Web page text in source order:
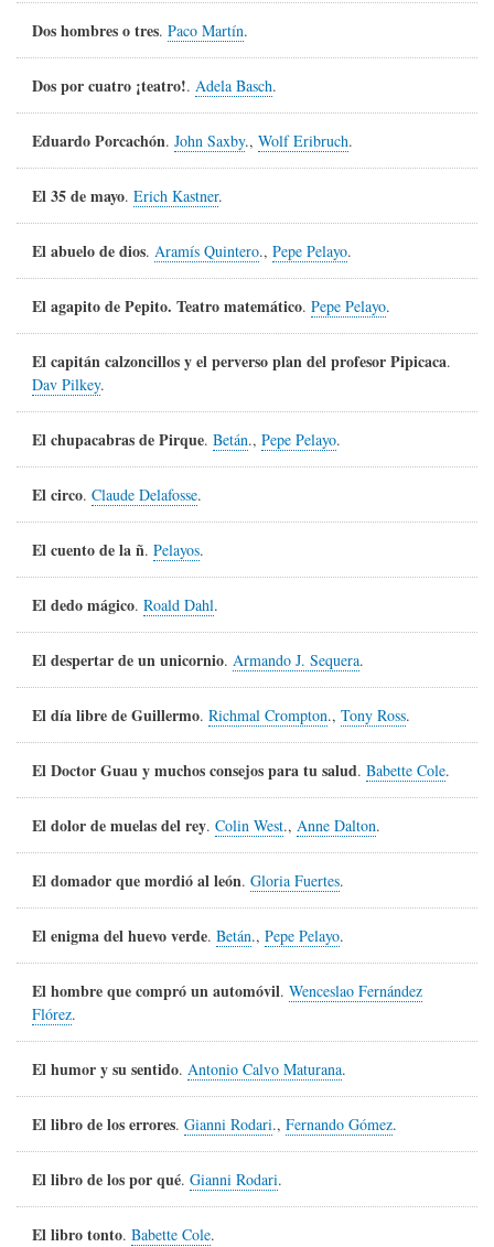
Dos hombres o tres. Paco Martín.
Dos por cuatro ¡teatro!. Adela Basch.
Eduardo Porcachón. John Saxby., Wolf Eribruch.
El 35 de mayo. Erich Kastner.
El abuelo de dios. Aramís Quintero., Pepe Pelayo.
El agapito de Pepito. Teatro matemático. Pepe Pelayo.
El capitán calzoncillos y el perverso plan del profesor Pipicaca.
Dav Pilkey.
El chupacabras de Pirque. Betán., Pepe Pelayo.
El circo. Claude Delafosse.
El cuento de la ñ. Pelayos.
El dedo mágico. Roald Dahl.
El despertar de un unicornio. Armando J. Sequera.
El día libre de Guillermo. Richmal Crompton., Tony Ross.
El Doctor Guau y muchos consejos para tu salud. Babette Cole.
El dolor de muelas del rey. Colin West., Anne Dalton.
El domador que mordió al león. Gloria Fuertes.
El enigma del huevo verde. Betán., Pepe Pelayo.
El hombre que compró un automóvil. Wenceslao Fernández
Flórez.
El humor y su sentido. Antonio Calvo Maturana.
El libro de los errores. Gianni Rodari., Fernando Gómez.
El libro de los por qué. Gianni Rodari.
El libro tonto. Babette Cole.